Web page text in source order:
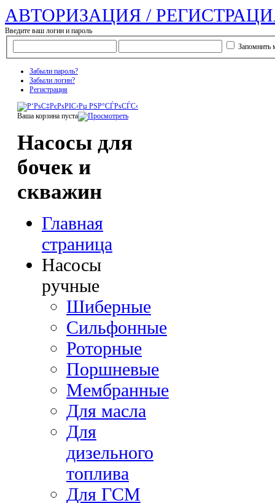
АВТОРИЗАЦИЯ /
Введите ваш логин и пароль
Запомнить
Забыли пароль?
Забыли логин?
Регистрация
Ваша корзина пуста
Насосы для
бочек и
скважин
Главная
страница
Насосы
ручные
Шиберные
Сильфонные
Роторные
Поршневые
Мембранные
Для масла
Для
дизельного
топлива
Для ГСМ